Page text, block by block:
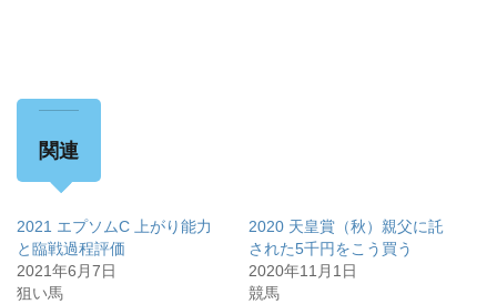
関連
2021 エプソムC 上がり能力
と臨戦過程評価
2021年6月7日
狙い馬
2020 天皇賞（秋）親父に託
された5千円をこう買う
2020年11月1日
競馬